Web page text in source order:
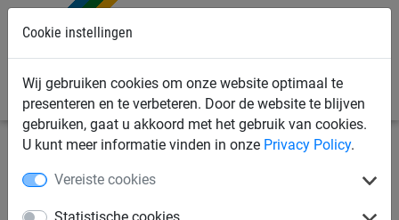
Cookie instellingen
Wij gebruiken cookies om onze website optimaal te
presenteren en te verbeteren. Door de website te blijven
gebruiken, gaat u akkoord met het gebruik van cookies.
U kunt meer informatie vinden in onze Privacy Policy.
Vereiste cookies
Statistische cookies